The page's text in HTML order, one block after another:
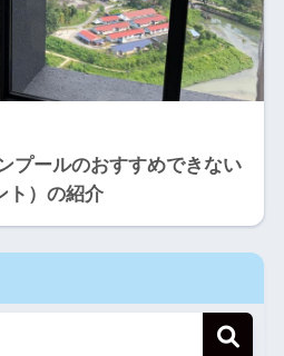
プールのおすすめできない
ト）の紹介